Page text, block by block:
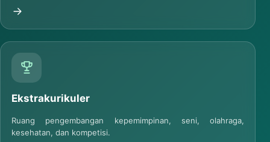
Ekstrakurikuler
Ruang pengembangan kepemimpinan, seni, olahraga,
kesehatan, dan kompetisi.